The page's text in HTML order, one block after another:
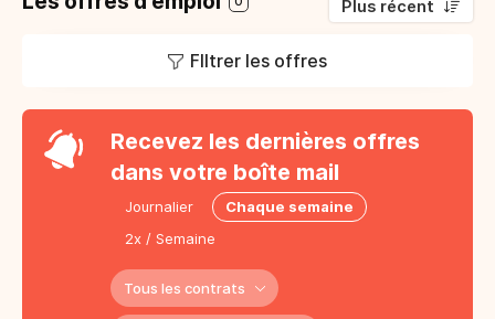
Plus récent
FIltrer les offres
Recevez les dernières offres
dans votre boîte mail
Journalier
Chaque semaine
2x / Semaine
Tous les contrats